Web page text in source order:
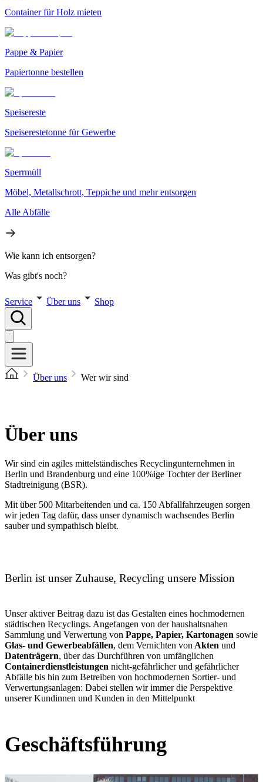
Container für Holz mieten
Pappe & Papier
Papiertonne bestellen
Speisereste
Speiserestetonne für Gewerbe
Sperrmüll
Möbel, Metallschrott, Teppiche und mehr entsorgen
Alle Abfälle
Wie kann ich entsorgen?
Was gibt's noch?
Service Über uns Shop
Über uns Wer wir sind
Über uns
Wir sind ein agiles mittelständisches Recyclingunternehmen in
Berlin und Brandenburg und eine 100%ige Tochter der Berliner
Stadtreinigung (BSR).
Mit über 500 Mitarbeitenden und ca. 150 Abfallfahrzeugen sorgen
wir jeden Tag dafür, dass unser dynamisch wachsendes Berlin
sauber und sympathisch bleibt.
Berlin ist unser Zuhause, Recycling unsere Mission
Unser aktiver Beitrag dazu ist das Gestalten eines hochmodernen
städtischen Recyclings. Angefangen von der haushaltsnahen
Sammlung und Verwertung von Pappe, Papier, Kartonagen sowie
Glas- und Gewerbeabfällen, dem Vernichten von Akten und
Datenträgern, über das Durchführen von umfänglichen
Containerdienstleistungen nicht-gefährlicher und gefährlicher
Abfälle bis hin zum Betreiben von hochmodernen Sortier- und
Verwertungsanlagen: Dabei stellen wir immer die Perspektive
unserer Kundinnen und Kunden in den Mittelpunkt
Geschäftsführung